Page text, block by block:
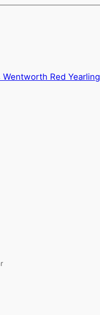
Wentworth Red Yearling